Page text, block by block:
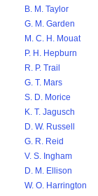
B. M. Taylor
G. M. Garden
M. C. H. Mouat
P. H. Hepburn
R. P. Trail
G. T. Mars
S. D. Morice
K. T. Jagusch
D. W. Russell
G. R. Reid
V. S. Ingham
D. M. Ellison
W. O. Harrington